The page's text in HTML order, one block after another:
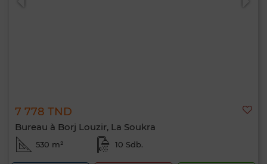
7 778 TND
Bureau à Borj Louzir, La Soukra
530 m² 10 Sdb.